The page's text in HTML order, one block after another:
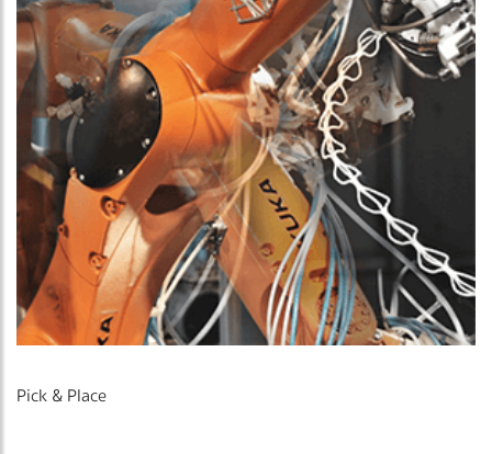
Pick & Place